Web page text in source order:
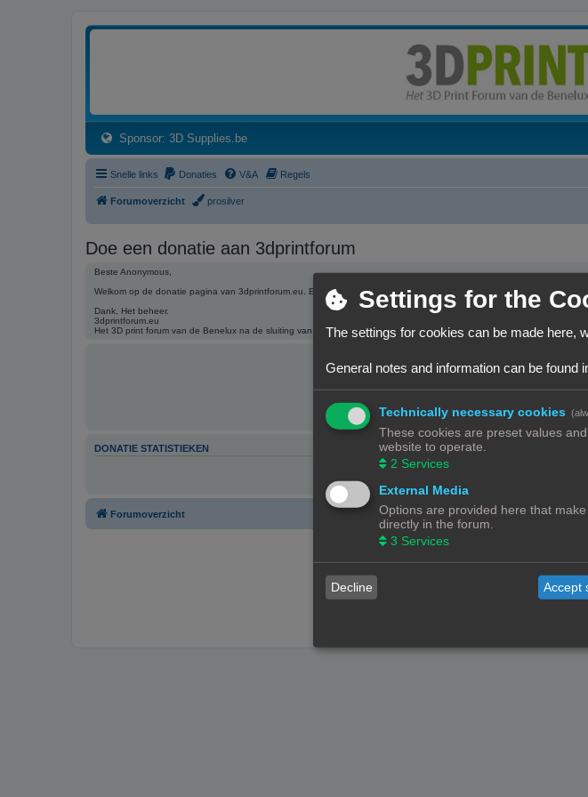
Sponsor: 3D Supplies.be(Opens a new tab)
Snelle links Donaties V&A Regels
Forumoverzicht prosilver
Doe een donatie aan 3dprintforum
Beste Anonymous,
Welkom op de donatie pagina van 3dprintforum.eu. Een donatie helpt het voortbestaan van het forum te garanderen.
Dank, Het beheer.
3dprintforum.eu
Het 3D print forum van de Benelux na de sluiting van 3dprintforum.nl
DONATIE STATISTIEKEN
Forumoverzicht
phpBB®
Nederlandse
Settings for the
The settings for cookies can be made here,
General notes and information can be found
Technically necessary cookies
These cookies are preset values
website to operate.
2 Services
External Media
Options are provided here that
directly in the forum.
3 Services
Decline Accept